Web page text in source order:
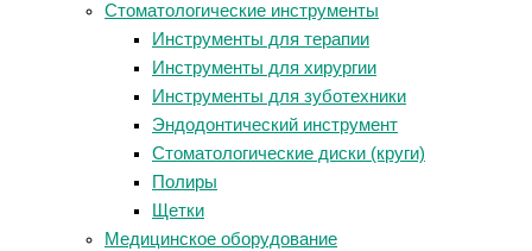
Стоматологические инструменты
Инструменты для терапии
Инструменты для хирургии
Инструменты для зуботехники
Эндодонтический инструмент
Стоматологические диски (круги)
Полиры
Щетки
Медицинское оборудование